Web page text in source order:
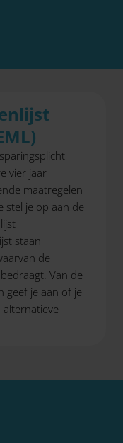
vier jaar
maatregelen
stel je op aan de
staan
de
Van de
geef je aan of je